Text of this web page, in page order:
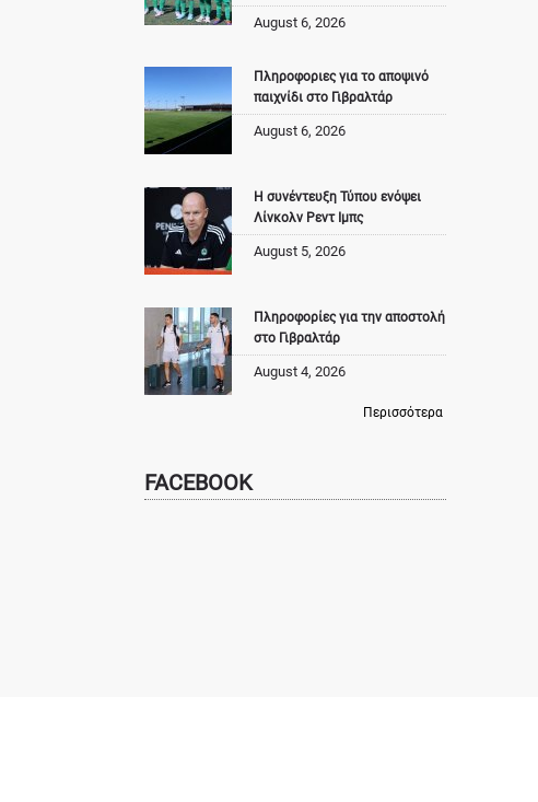
August 6, 2026
Πληροφοριες για το αποψινό
παιχνίδι στο Γιβραλτάρ
August 6, 2026
Η συνέντευξη Τύπου ενόψει
Λίνκολν Ρεντ Ιμπς
August 5, 2026
Πληροφορίες για την αποστολή
στο Γιβραλτάρ
August 4, 2026
Περισσότερα
FACEBOOK